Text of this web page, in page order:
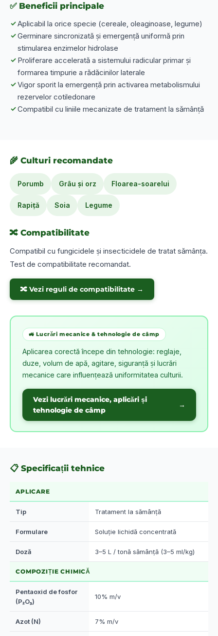
✅ Beneficii principale
✓Aplicabil la orice specie (cereale, oleaginoase, legume)
✓Germinare sincronizată și emergență uniformă prin
stimularea enzimelor hidrolase
✓ Proliferare accelerată a sistemului radicular primar și
formarea timpurie a rădăcinilor laterale
✓Vigor sporit la emergență prin activarea metabolismului
rezervelor cotiledonare
✓Compatibil cu liniile mecanizate de tratament la sămânță
🌾 Culturi recomandate
Porumb Grâu și orz Floarea-soarelui
Rapiță Soia Legume
🔀 Compatibilitate
Compatibil cu fungicidele și insecticidele de tratat sămânța.
Test de compatibilitate recomandat.
🔀 Vezi reguli de compatibilitate →
🚜 Lucrări mecanice & tehnologie de câmp
Aplicarea corectă începe din tehnologie: reglaje,
duze, volum de apă, agitare, siguranță și lucrări
mecanice care influențează uniformitatea culturii.
Vezi lucrări mecanice, aplicări și
tehnologie de câmp
→
📋 Specificații tehnice
APLICARE
Tip Tratament la sămânță
Formulare Soluție lichidă concentrată
Doză 3–5 L / tonă sămânță (3–5 ml/kg)
COMPOZIȚIE CHIMICĂ
Pentaoxid de fosfor
(P₂O₅)
10% m/v
Azot (N) 7% m/v